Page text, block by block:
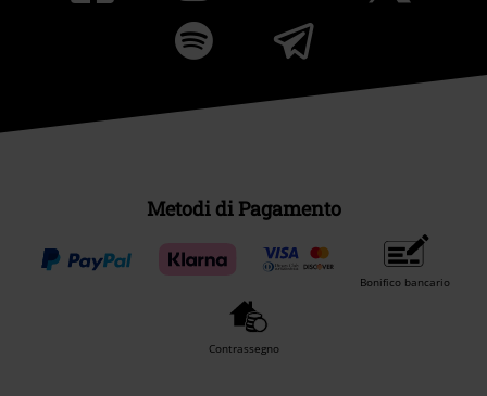
Metodi di Pagamento
Bonifico bancario
Contrassegno